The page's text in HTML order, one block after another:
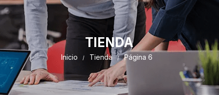
TIENDA
Inicio Tienda Página 6